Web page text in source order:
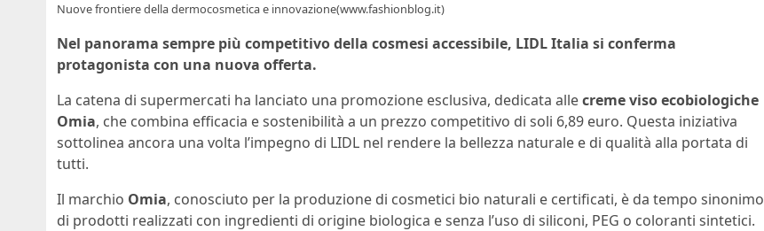
Nuove frontiere della dermocosmetica e innovazione(www.fashionblog.it)
Nel panorama sempre più competitivo della cosmesi accessibile, LIDL Italia si conferma
protagonista con una nuova offerta.
La catena di supermercati ha lanciato una promozione esclusiva, dedicata allecreme viso ecobiologiche
Omia, che combina efficacia e sostenibilità a un prezzo competitivo di soli 6,89 euro. Questa iniziativa
sottolinea ancora una volta l’impegno di LIDL nel rendere la bellezza naturale e di qualità alla portata di
tutti.
Il marchio Omia, conosciuto per la produzione di cosmetici bio naturali e certificati, è da tempo sinonimo
di prodotti realizzati con ingredienti di origine biologica e senza l’uso di siliconi, PEG o coloranti sintetici.